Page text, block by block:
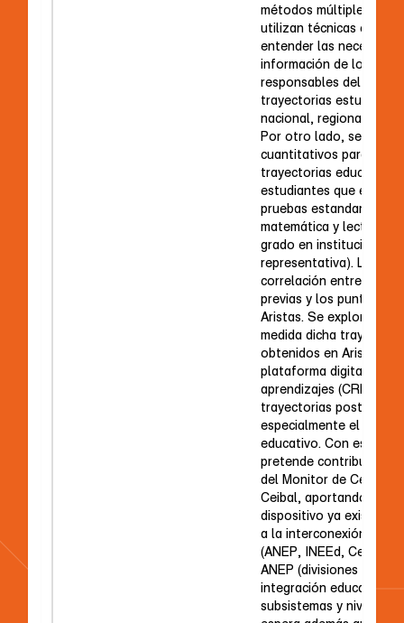
métodos múltiples. Por
utilizan técnicas
entender las
información de los
responsables del
trayectorias
nacional, regional y de
Por otro lado, se
cuantitativos para
trayectorias educativas
estudiantes que en
pruebas
matemática y lectura
grado en instituciones
representativa). Luego
correlación entre las
previas y los puntajes
Aristas. Se explora
medida dicha
obtenidos en Aristas y
plataforma digital de
aprendizajes (CREA)
trayectorias
especialmente el
educativo. Con este
pretende contribuir al
del Monitor de Centros
Ceibal, aportando
dispositivo ya existente
a la interconexión
(ANEP, INEEd, Ceibal),
ANEP (divisiones de
integración educativa)
subsistemas y niveles